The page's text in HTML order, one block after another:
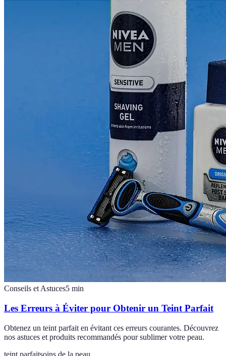
Conseils et Astuces5 min
Les Erreurs à Éviter pour Obtenir un Teint Parfait
Obtenez un teint parfait en évitant ces erreurs courantes. Découvrez
nos astuces et produits recommandés pour sublimer votre peau.
teint parfaitsoins de la peau